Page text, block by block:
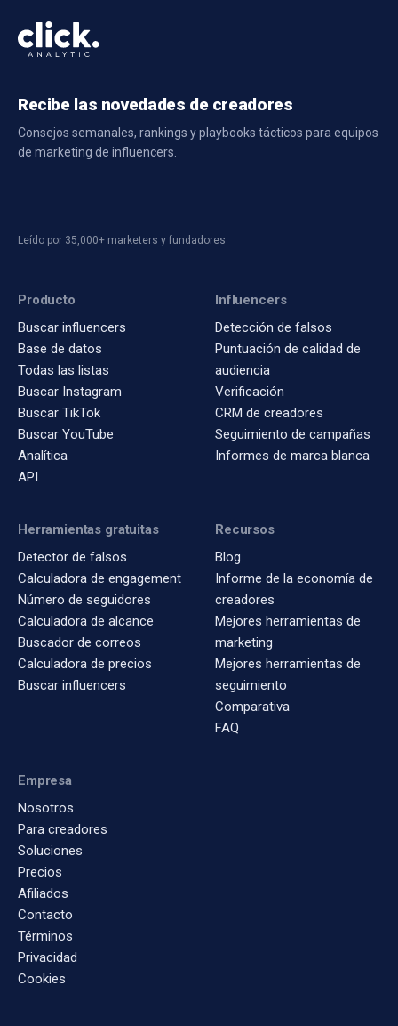
Recibe las novedades de creadores
Consejos semanales, rankings y playbooks tácticos para equipos
de marketing de influencers.
Leído por 35,000+ marketers y fundadores
Producto
Buscar influencers
Base de datos
Todas las listas
Buscar Instagram
Buscar TikTok
Buscar YouTube
Analítica
API
Influencers
Detección de falsos
Puntuación de calidad de
audiencia
Verificación
CRM de creadores
Seguimiento de campañas
Informes de marca blanca
Herramientas gratuitas
Detector de falsos
Calculadora de engagement
Número de seguidores
Calculadora de alcance
Buscador de correos
Calculadora de precios
Buscar influencers
Recursos
Blog
Informe de la economía de
creadores
Mejores herramientas de
marketing
Mejores herramientas de
seguimiento
Comparativa
FAQ
Empresa
Nosotros
Para creadores
Soluciones
Precios
Afiliados
Contacto
Términos
Privacidad
Cookies